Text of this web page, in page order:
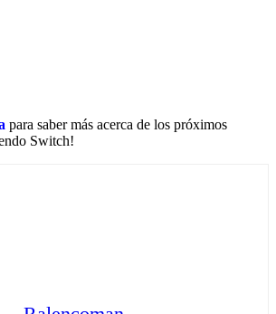
para saber más acerca de los próximos
Switch!